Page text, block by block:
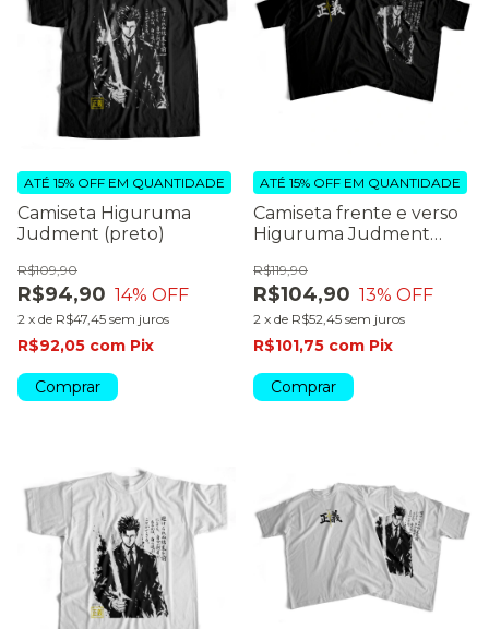
Camiseta Higuruma
Judment (preto)
R$94,90
R$109,90
14% OFF
2 x de R$47,45 sem juros
ATÉ 15% OFF EM QUANTIDADE
R$92,05 com Pix
Comprar
Camiseta frente e verso
Higuruma Judment
R$104,90
R$119,90
13% OFF
2 x de R$52,45 sem juros
ATÉ 15% OFF EM QUANTIDADE
R$101,75 com Pix
Comprar